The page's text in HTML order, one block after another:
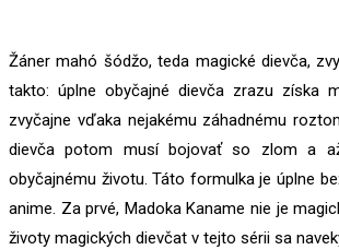
Žáner mahó šódžo, teda magické dievča,
takto: úplne obyčajné dievča zrazu získa
zvyčajne vďaka nejakému záhadnému
dievča potom musí bojovať so zlom a
obyčajnému životu. Táto formulka je úplne
anime. Za prvé, Madoka Kaname nie je
životy magických dievčat v tejto sérii sa